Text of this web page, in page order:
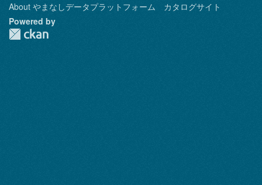
About やまなしデータプラットフォーム カタログサイト
Powered by